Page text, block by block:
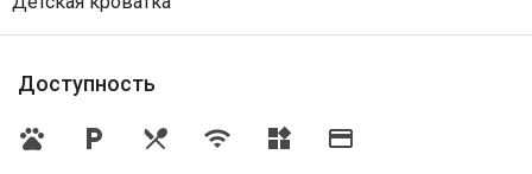
Доступность
pets local_parking restaurant_menu wifi widgets credit_card